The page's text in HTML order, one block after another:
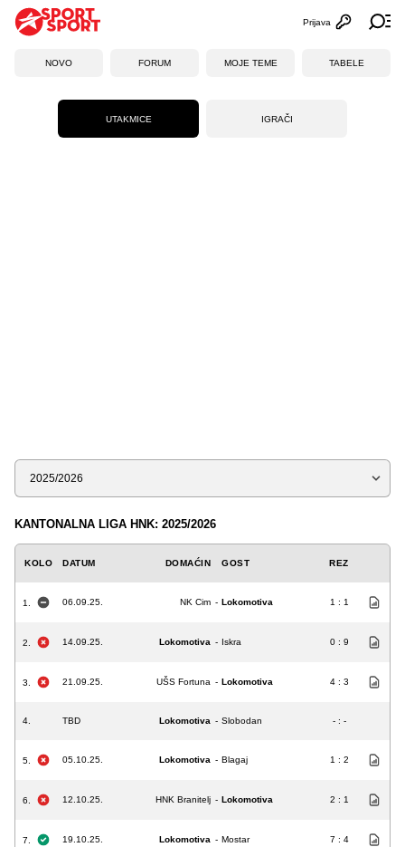
Otvori
Prijava
NOVO FORUM MOJE TEME TABELE
UTAKMICE IGRAČI
Sezona
KANTONALNA LIGA HNK: 2025/2026
KOLO DATUM DOMAĆIN GOST REZ
1. 06.09.25. NK Cim - Lokomotiva 1 : 1
2. 14.09.25. Lokomotiva - Iskra 0 : 9
3. 21.09.25. UŠS Fortuna - Lokomotiva 4 : 3
4. TBD Lokomotiva - Slobodan - : -
5. 05.10.25. Lokomotiva - Blagaj 1 : 2
6. 12.10.25. HNK Branitelj - Lokomotiva 2 : 1
7. 19.10.25. Lokomotiva - Mostar 7 : 4